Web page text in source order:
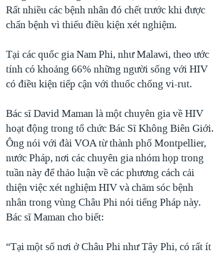
Rất nhiều các bệnh nhân đó chết trước khi được
chẩn bệnh vì thiếu điều kiện xét nghiệm.
Tại các quốc gia Nam Phi, như Malawi, theo ước
tính có khoảng 66% những người sống với HIV
có điều kiện tiếp cận với thuốc chống vi-rut.
Bác sĩ David Maman là một chuyên gia về HIV
hoạt động trong tổ chức Bác Sĩ Không Biên Giới.
Ông nói với đài VOA từ thành phố Montpellier,
nước Pháp, nơi các chuyên gia nhóm họp trong
tuần này để thảo luận về các phương cách cải
thiện việc xét nghiệm HIV và chăm sóc bệnh
nhân trong vùng Châu Phi nói tiếng Pháp này.
Bác sĩ Maman cho biết:
“Tại một số nơi ở Châu Phi như Tây Phi, có rất ít